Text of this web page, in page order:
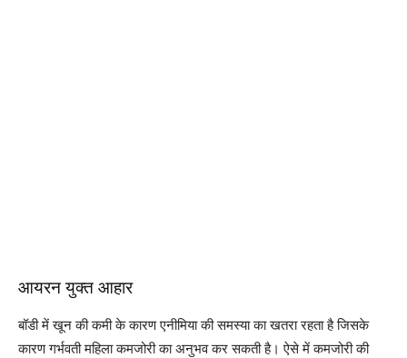
आयरन युक्त आहार
बॉडी में खून की कमी के कारण एनीमिया की समस्या का खतरा रहता है जिसके
कारण गर्भवती महिला कमजोरी का अनुभव कर सकती है। ऐसे में कमजोरी की